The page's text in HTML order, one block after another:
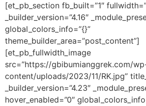
[et_pb_section fb_built=”1″
_builder_version=”4.16″
global_colors_info=”{}”
theme_builder_area=”post_content”]
[et_pb_fullwidth_image
src=”https://gbibumianggrek.com/
content/uploads/2023/11/RK.jpg”
_builder_version=”4.23″
hover_enabled=”0″